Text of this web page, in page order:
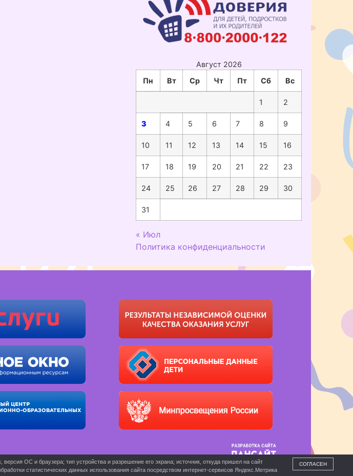
Август 2026
Пн
Вт Ср Чт Пт Сб Вс
1 2
3 4 5 6 7 8 9
10 11 12 13 14 15 16
17 18 19 20 21 22 23
24 25 26 27 28 29 30
31
« Июл
Политика конфиденциальности
ОС и браузера; тип устройства и разрешение его экрана; источник, откуда пришел на сайт
статистических данных использования сайта посредством интернет-сервисов Яндекс.Метрика
СОГЛАСЕН